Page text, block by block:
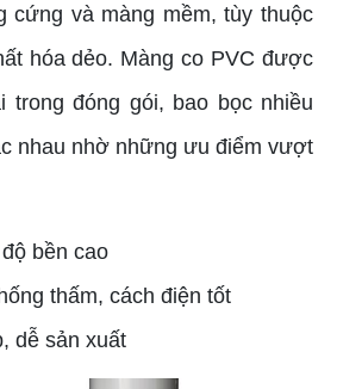
cứng và màng mềm, tùy thuộc
hóa dẻo. Màng co PVC được
trong đóng gói, bao bọc nhiều
nhau nhờ những ưu điểm vượt
bền cao
thấm, cách điện tốt
dễ sản xuất